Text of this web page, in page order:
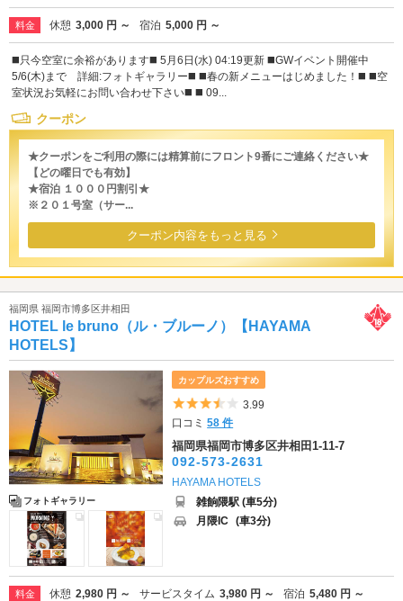
料金 休憩 3,000 円 ～ 宿泊 5,000 円 ～
◼️只今空室に余裕があります◼️ 5月6日(水) 04:19更新 ◼️GWイベント開催中
5/6(木)まで 詳細:フォトギャラリー◼️ ◼️春の新メニューはじめました！◼️ ◼️空
室状況お気軽にお問い合わせ下さい◼️ ◼️ 09...
クーポン
★クーポンをご利用の際には精算前にフロント9番にご連絡ください★
【どの曜日でも有効】
★宿泊 １０００円割引★
※２０１号室（サー...
クーポン内容をもっと見る
福岡県 福岡市博多区井相田
HOTEL le bruno（ル・ブルーノ）【HAYAMA
HOTELS】
フォトギャラリー
カップルズおすすめ
5つ星のうち3.5
3.99
口コミ58 件
福岡県福岡市博多区井相田1-11-7
092-573-2631
HAYAMA HOTELS
雑餉隈駅 (車5分)
月隈IC (車3分)
料金 休憩 2,980 円 ～ サービスタイム 3,980 円 ～ 宿泊 5,480 円 ～